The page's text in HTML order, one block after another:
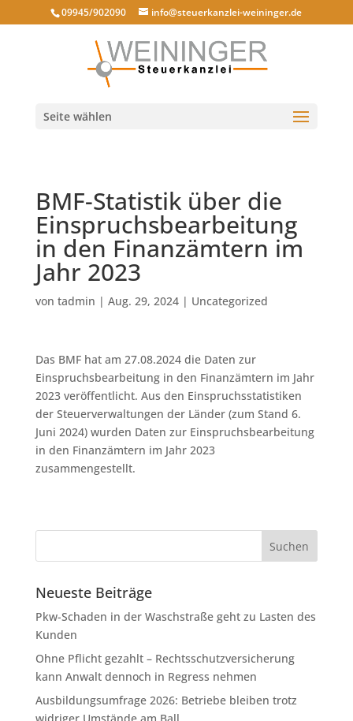
09945/902090 info@steuerkanzlei-weininger.de
Seite wählen
BMF-Statistik über die
Einspruchsbearbeitung
in den Finanzämtern im
Jahr 2023
von tadmin | Aug. 29, 2024| Uncategorized
Das BMF hat am 27.08.2024 die Daten zur
Einspruchsbearbeitung in den Finanzämtern im Jahr
2023 veröffentlicht. Aus den Einspruchsstatistiken
der Steuerverwaltungen der Länder (zum Stand 6.
Juni 2024) wurden Daten zur Einspruchsbearbeitung
in den Finanzämtern im Jahr 2023
zusammengestellt.
Neueste Beiträge
Pkw-Schaden in der Waschstraße geht zu Lasten des
Kunden
Ohne Pflicht gezahlt – Rechtsschutzversicherung
kann Anwalt dennoch in Regress nehmen
Ausbildungsumfrage 2026: Betriebe bleiben trotz